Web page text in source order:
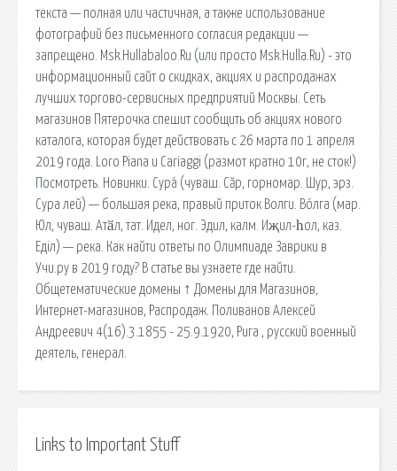
текста — полная или частичная, а также использование
фотографий без письменного согласия редакции —
запрещено. Msk.Hullabaloo.Ru (или просто Msk.Hulla.Ru) - это
информационный сайт о скидках, акциях и распродажах
лучших торгово-сервисных предприятий Москвы. Сеть
магазинов Пятерочка спешит сообщить об акциях нового
каталога, которая будет действовать с 26 марта по 1 апреля
2019 года. Loro Piana и Cariaggi (размот кратно 10г, не сток!)
Посмотреть. Новинки. Сура́ (чуваш. Сăр, горномар. Шур, эрз.
Сура лей) — большая река, правый приток Волги. Во́лга (мар.
Юл, чуваш. Атӑл, тат. Идел, ног. Эдил, калм. Иҗил-һол, каз.
Едiл) — река. Как найти ответы по Олимпиаде Заврики в
Учи.ру в 2019 году? В статье вы узнаете где найти.
Общетематические домены ↑ Домены для Магазинов,
Интернет-магазинов, Распродаж. Поливанов Алексей
Андреевич 4(16).3.1855 - 25.9.1920, Рига , русский военный
деятель, генерал.
Links to Important Stuff